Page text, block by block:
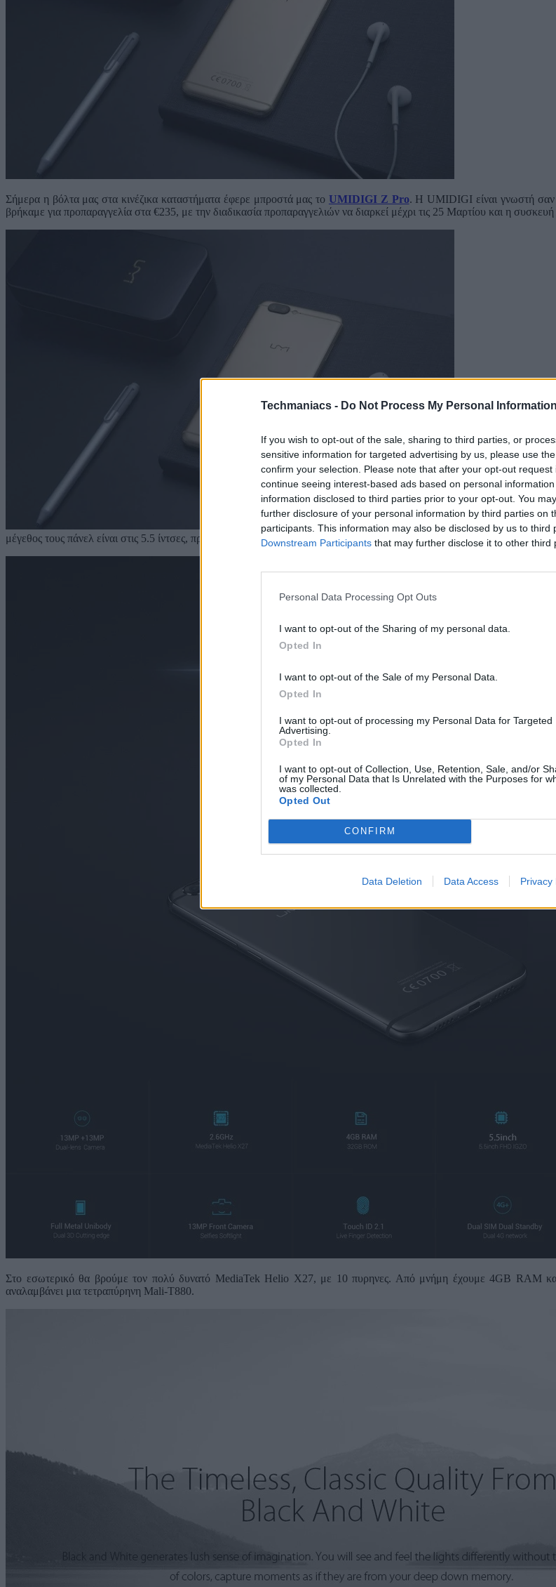
Techmaniacs - Do Not Process My Personal Information
If you wish to opt-out of the sale, sharing to third parties, or
sensitive information for targeted advertising by us, please use
confirm your selection. Please note that after your opt-out
continue seeing interest-based ads based on personal
information disclosed to third parties prior to your opt-out. You
further disclosure of your personal information by third parties on
participants. This information may also be disclosed by us to third
Downstream Participants that may further disclose it to other third
Personal Data Processing Opt Outs
I want to opt-out of the Sharing of my personal data.
Opted In
I want to opt-out of the Sale of my Personal Data.
Opted In
I want to opt-out of processing my Personal Data for Targeted
Advertising.
Opted In
I want to opt-out of Collection, Use, Retention, Sale, and/or
of my Personal Data that Is Unrelated with the Purposes for
was collected.
Opted Out
CONFIRM
Data Deletion Data Access Privacy
Σήμερα η βόλτα μας στα κινέζικα καταστήματα έφερε μπροστά μας το UMIDIGI Z Pro. Η UMIDIGI είναι γνωστή σαν
βρήκαμε για προπαραγγελία στα €235, με την διαδικασία προπαραγγελιών να διαρκεί μέχρι τις 25 Μαρτίου και η
ΤοUMIDIGI Z Pro
μέγεθος τους πάνελ είναι στις 5.5 ίντσες, πράγμα που σημαίνει πως η πυκνότητα σε pixels φτάνει τα 401ppi.
Στο εσωτερικό θα βρούμε τον πολύ δυνατό MediaTek Helio X27, με 10 πυρηνες. Από μνήμη έχουμε 4GB RAM
αναλαμβάνει μια τετραπύρηνη Mali-T880.